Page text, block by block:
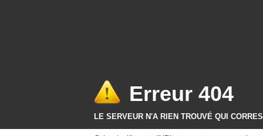
Erreur 404
LE SERVEUR N'A RIEN TROUVÉ QUI